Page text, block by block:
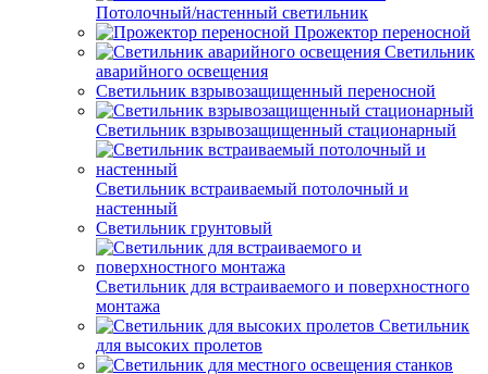
Потолочный/настенный светильник
Прожектор переносной
Светильник
аварийного освещения
Светильник взрывозащищенный переносной
Светильник взрывозащищенный стационарный
Светильник встраиваемый потолочный и
настенный
Светильник грунтовый
Светильник для встраиваемого и поверхностного
монтажа
Светильник
для высоких пролетов